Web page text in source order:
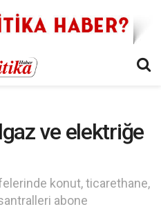
ve elektriğe
konut, ticarethane,
abone